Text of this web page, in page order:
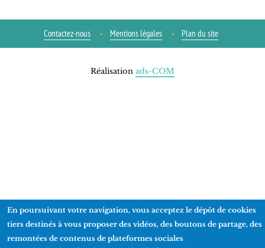
Contactez-nous Mentions légales Plan du site
Réalisation ads-COM
En poursuivant votre navigation, vous acceptez le dépôt de cookies
tiers destinés à vous proposer des vidéos, des boutons de partage, des
remontées de contenus de plateformes sociales